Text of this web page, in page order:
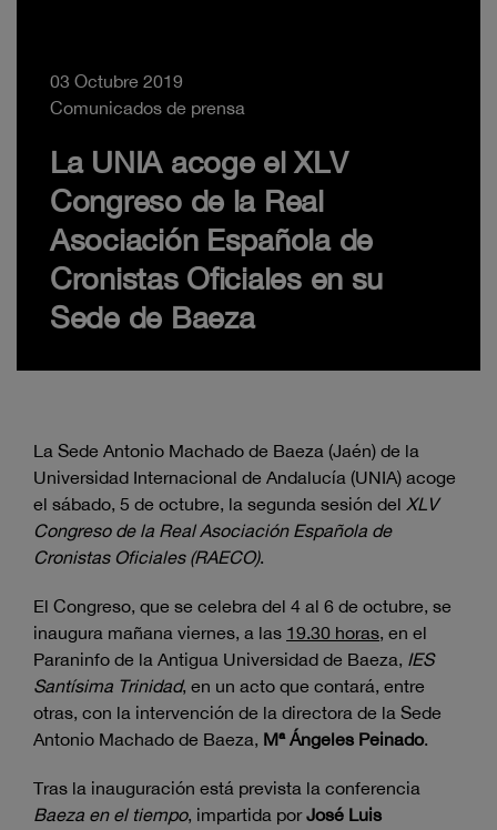
03 Octubre 2019
Comunicados de prensa
La UNIA acoge el XLV
Congreso de la Real
Asociación Española de
Cronistas Oficiales en su
Sede de Baeza
La Sede Antonio Machado de Baeza (Jaén) de la
Universidad Internacional de Andalucía (UNIA) acoge
el sábado, 5 de octubre, la segunda sesión del XLV
Congreso de la Real Asociación Española de
Cronistas Oficiales (RAECO).
El Congreso, que se celebra del 4 al 6 de octubre, se
inaugura mañana viernes, a las 19.30 horas, en el
Paraninfo de la Antigua Universidad de Baeza, IES
Santísima Trinidad, en un acto que contará, entre
otras, con la intervención de la directora de la Sede
Antonio Machado de Baeza, Mª Ángeles Peinado.
Tras la inauguración está prevista la conferencia
Baeza en el tiempo, impartida porJosé Luis